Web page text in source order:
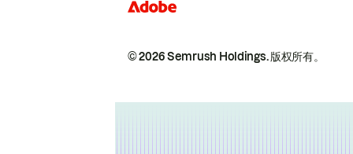
© 2026 Semrush Holdings.版权所有。